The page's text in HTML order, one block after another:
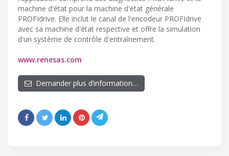
machine d'état pour la machine d'état générale
PROFIdrive. Elle inclut le canal de l'encodeur PROFIdrive
avec sa machine d'état respective et offre la simulation
d'un système de contrôle d'entraînement.
www.renesas.com
Demander plus d’information…